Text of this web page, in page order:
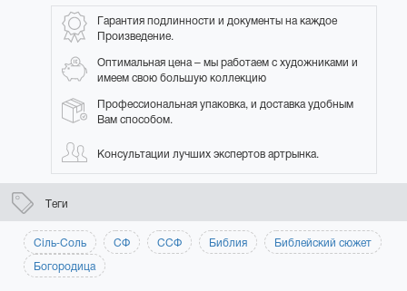
Гарантия подлинности и документы на каждое
Произведение.
Оптимальная цена – мы работаем с художниками и
имеем свою большую коллекцию
Профессиональная упаковка, и доставка удобным
Вам способом.
Консультации лучших экспертов артрынка.
Теги
Сіль-Соль СФ ССФ Библия
Библейский сюжет
Богородица